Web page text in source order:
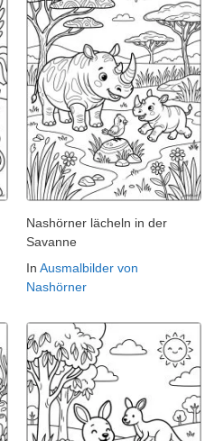
Nashörner lächeln in der
Savanne
In Ausmalbilder von
Nashörner